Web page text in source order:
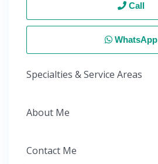
Call
WhatsApp
Specialties & Service Areas
About Me
Contact Me